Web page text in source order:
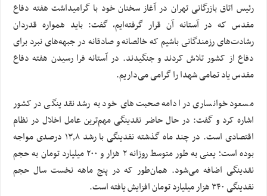
رئیس اتاق بازرگانی تهران در آغاز سخنان خود با گرامیداشت هفته دفاع
مقدس که در آستانه آن قرار گرفته‌ایم، گفت: باید همواره قدردان
رشادت‌های رزمندگانی باشیم که خالصانه و صادقانه در جبهه‌های نبرد برای
دفاع از کشور تلاش کردند و جنگیدند. در آستانه فرا رسیدن هفته دفاع
مقدس یاد تمامی شهدا را گرامی می‌داریم.
مسعود خوانساری در ادامه صحبت‌های خود به رشد نقدینگی در کشور
اشاره کرد و گفت: در حال حاضر نقدینگی مهم‌ترین عامل اخلال در نظام
اقتصادی است. در چند ماه گذشته نقدینگی با رشد ۱۳٫۸ درصدی مواجه
بوده است؛ یعنی به طور متوسط روزانه ۲ هزار و ۲۰۰ میلیارد تومان به حجم
نقدینگی اضافه می‌شود. همان‌طور که در پنج ماهه نخست سال حجم
نقدینگی ۳۴۰ هزار میلیارد تومان افزایش یافته است.